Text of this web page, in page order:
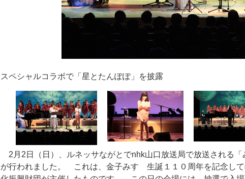
スペシャルコラボで「星とたんぽぽ」を披露
2月2日（日）、ルネッサながとでnhk山口放送局で放送される
が行われました。 これは、金子みすゞ生誕１１０周年を記念し